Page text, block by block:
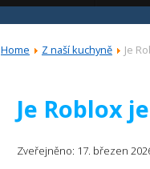
Home Z naší kuchyně Je
Je Roblox
Zveřejněno: 17. březen